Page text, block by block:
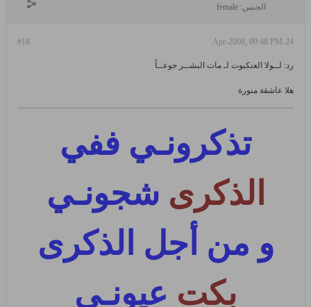
الجنس: female
#18 24-Apr-2008, 09:48 PM
رد: لــولا العنكبوت لـ مات البشــر جوعــاً
هلا عاشقة منورة
تذكرونـي ففي
الذكرى شجونـي
و من أجل الذكرى
بكت عيونـي